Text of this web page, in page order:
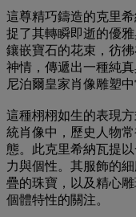
這尊精巧鑄造的克里
捉了其轉瞬即逝的優
鑲嵌寶石的花束，彷
神情，傳遞出一種純
尼泊爾皇家肖像雕塑
這種栩栩如生的表現
統肖像中，歷史人物
態。此克里希納瓦提
力與個性。其服飾的
疊的珠寶，以及精心
個體特性的關注。